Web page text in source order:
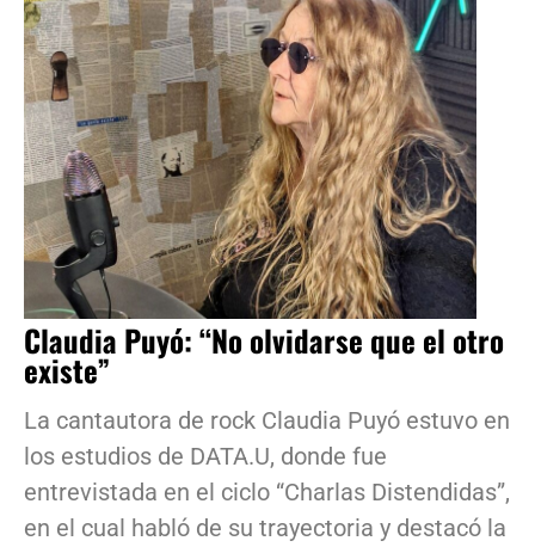
Claudia Puyó: “No olvidarse que el otro
existe”
La cantautora de rock Claudia Puyó estuvo en
los estudios de DATA.U, donde fue
entrevistada en el ciclo “Charlas Distendidas”,
en el cual habló de su trayectoria y destacó la